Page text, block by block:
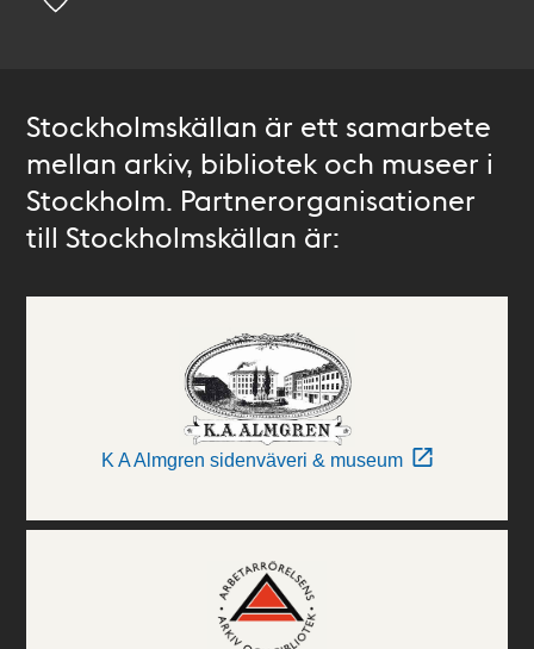
Stockholmskällan är ett samarbete
mellan arkiv, bibliotek och museer i
Stockholm. Partnerorganisationer
till Stockholmskällan är:
K A Almgren sidenväveri & museum